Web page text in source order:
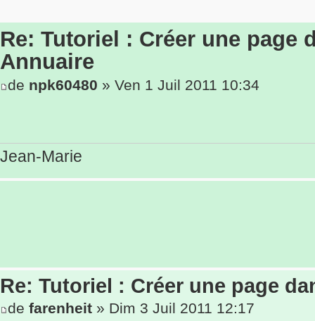
Re: Tutoriel : Créer une page
Annuaire
de npk60480 » Ven 1 Juil 2011 10:34
Jean-Marie
Re: Tutoriel : Créer une page
de farenheit » Dim 3 Juil 2011 12:17